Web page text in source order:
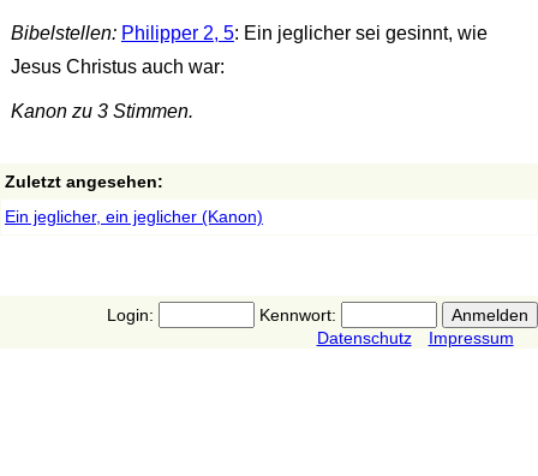
Bibelstellen: Philipper 2, 5: Ein jeglicher sei gesinnt, wie
Jesus Christus auch war:
Kanon zu 3 Stimmen.
Zuletzt angesehen:
Ein jeglicher, ein jeglicher (Kanon)
Login:
Kennwort:
Datenschutz
Impressum